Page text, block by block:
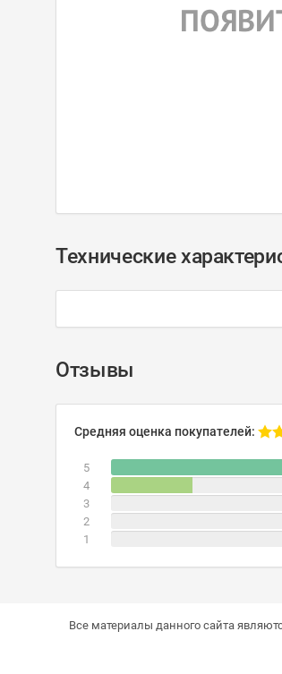
Технические
Отзывы
Средняя оценка покупателей:
5
4
3
2
1
Все материалы данного сайта